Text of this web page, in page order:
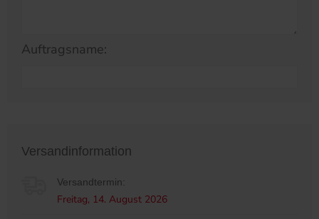
Auftragsname:
Versandinformation
Versandtermin:
Freitag, 14. August 2026